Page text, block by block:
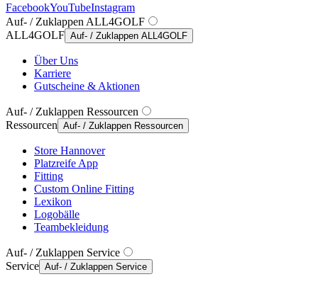
FacebookYouTubeInstagram
Auf- / Zuklappen ALL4GOLF
ALL4GOLF Auf- / Zuklappen ALL4GOLF
Über Uns
Karriere
Gutscheine & Aktionen
Auf- / Zuklappen Ressourcen
Ressourcen Auf- / Zuklappen Ressourcen
Store Hannover
Platzreife App
Fitting
Custom Online Fitting
Lexikon
Logobälle
Teambekleidung
Auf- / Zuklappen Service
Service Auf- / Zuklappen Service